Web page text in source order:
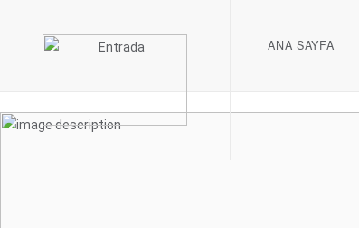
ANA SAYFA